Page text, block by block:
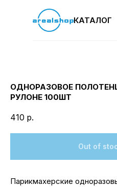
КАТАЛОГ
ОДНОРАЗОВОЕ
РУЛОНЕ 100ШТ
410 р.
Out of
Парикмахерские